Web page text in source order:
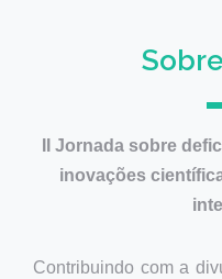
II Jornada sobre
inovações
Contribuindo com a